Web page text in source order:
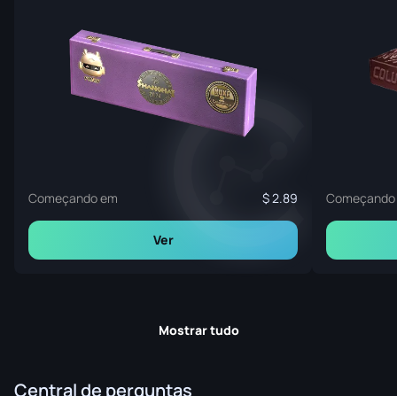
Começando em 2.89
Ver
Mostrar tudo
Central de perguntas